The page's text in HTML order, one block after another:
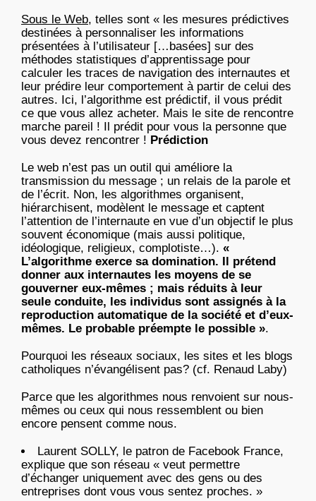
Sous le Web, telles sont « les mesures prédictives
destinées à personnaliser les informations
présentées à l’utilisateur […basées] sur des
méthodes statistiques d’apprentissage pour
calculer les traces de navigation des internautes et
leur prédire leur comportement à partir de celui des
autres. Ici, l’algorithme est prédictif, il vous prédit
ce que vous allez acheter. Mais le site de rencontre
marche pareil ! Il prédit pour vous la personne que
vous devez rencontrer ! Prédiction
Le web n’est pas un outil qui améliore la
transmission du message ; un relais de la parole et
de l’écrit. Non, les algorithmes organisent,
hiérarchisent, modèlent le message et captent
l’attention de l’internaute en vue d’un objectif le plus
souvent économique (mais aussi politique,
idéologique, religieux, complotiste…). «
L’algorithme exerce sa domination. Il prétend
donner aux internautes les moyens de se
gouverner eux-mêmes ; mais réduits à leur
seule conduite, les individus sont assignés à la
reproduction automatique de la société et d’eux-
mêmes. Le probable préempte le possible ».
Pourquoi les réseaux sociaux, les sites et les blogs
catholiques n’évangélisent pas? (cf. Renaud Laby)
Parce que les algorithmes nous renvoient sur nous-
mêmes ou ceux qui nous ressemblent ou bien
encore pensent comme nous.
Laurent SOLLY, le patron de Facebook France,
explique que son réseau « veut permettre
d’échanger uniquement avec des gens ou des
entreprises dont vous vous sentez proches. »